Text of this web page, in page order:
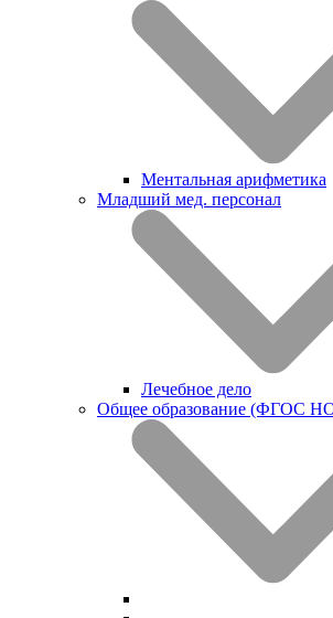
Ментальная арифметика
Младший мед. персонал
Лечебное дело
Общее образование (ФГОС